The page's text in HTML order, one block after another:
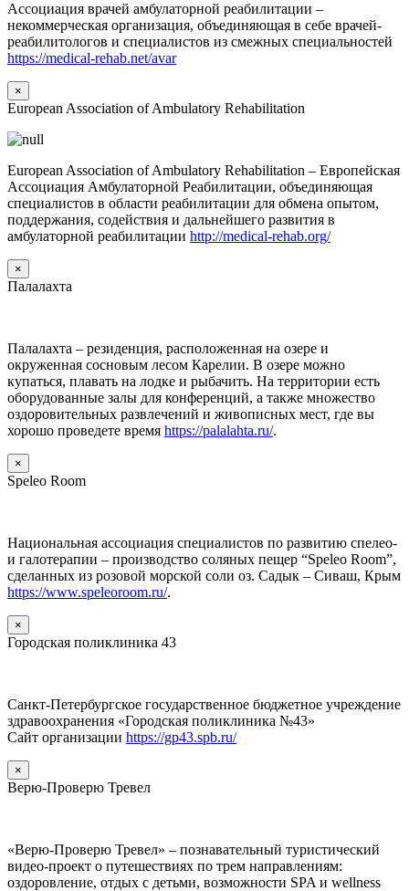
Ассоциация врачей амбулаторной реабилитации –
некоммерческая организация, объединяющая в себе врачей-
реабилитологов и специалистов из смежных специальностей
https://medical-rehab.net/avar
×
European Association of Ambulatory Rehabilitation
European Association of Ambulatory Rehabilitation – Европейская
Ассоциация Амбулаторной Реабилитации, объединяющая
специалистов в области реабилитации для обмена опытом,
поддержания, содействия и дальнейшего развития в
амбулаторной реабилитации http://medical-rehab.org/
×
Палалахта
Палалахта – резиденция, расположенная на озере и
окруженная сосновым лесом Карелии. В озере можно
купаться, плавать на лодке и рыбачить. На территории есть
оборудованные залы для конференций, а также множество
оздоровительных развлечений и живописных мест, где вы
хорошо проведете время https://palalahta.ru/.
×
Speleo Room
Национальная ассоциация специалистов по развитию спелео-
и галотерапии – производство соляных пещер “Speleo Room”,
сделанных из розовой морской соли оз. Садык – Сиваш, Крым
https://www.speleoroom.ru/.
×
Городская поликлиника 43
Санкт-Петербургское государственное бюджетное учреждение
здравоохранения «Городская поликлиника №43»
Сайт организации https://gp43.spb.ru/
×
Верю-Проверю Тревел
«Верю-Проверю Тревел» – познавательный туристический
видео-проект о путешествиях по трем направлениям:
оздоровление, отдых с детьми, возможности SPA и wellness